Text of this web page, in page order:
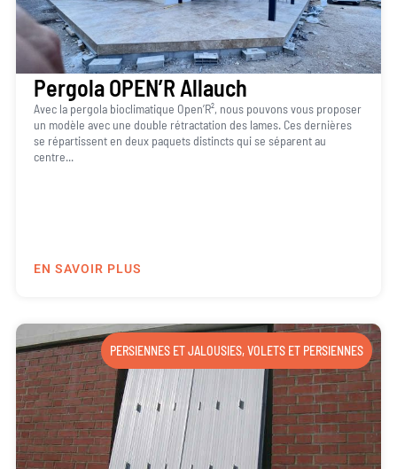
Pergola OPEN’R Allauch
Avec la pergola bioclimatique Open’R², nous pouvons vous proposer
un modèle avec une double rétractation des lames. Ces dernières
se répartissent en deux paquets distincts qui se séparent au
centre...
EN SAVOIR PLUS
PERSIENNES ET JALOUSIES,VOLETS ET PERSIENNES